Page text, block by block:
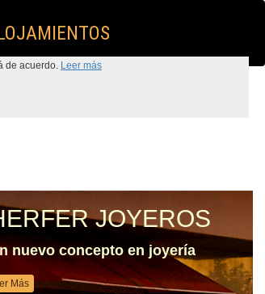
de acuerdo. Leer más
JOYEROS
nuevo concepto en joyería
Más